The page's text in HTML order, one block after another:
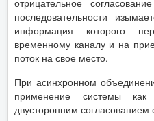
отрицательное
последовательности
информация которого
временному каналу и на
поток на свое место.
При асинхронном
применение системы
двусторонним согласованием